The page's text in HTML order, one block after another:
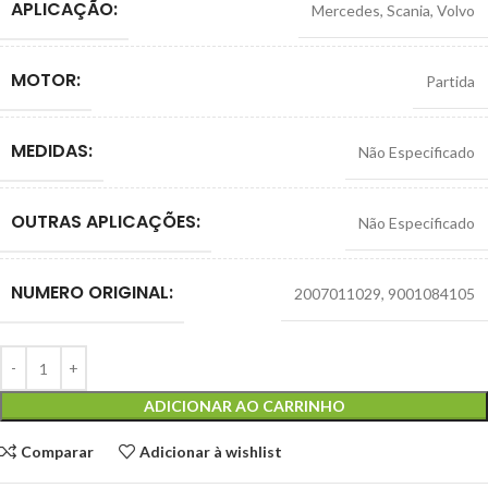
APLICAÇÃO: Mercedes, Scania, Volvo
MOTOR: Partida
MEDIDAS: Não Especificado
OUTRAS APLICAÇÕES: Não Especificado
NUMERO ORIGINAL: 2007011029, 9001084105
ADICIONAR AO CARRINHO
Comparar Adicionar à wishlist